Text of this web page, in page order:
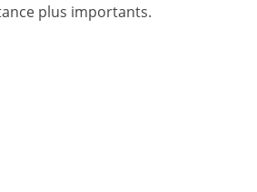
plus importants.